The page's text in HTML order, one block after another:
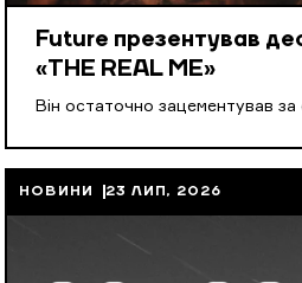
Future презентував
«THE REAL ME»
Він остаточно зацементував за
НОВИНИ 23 ЛИП, 2026